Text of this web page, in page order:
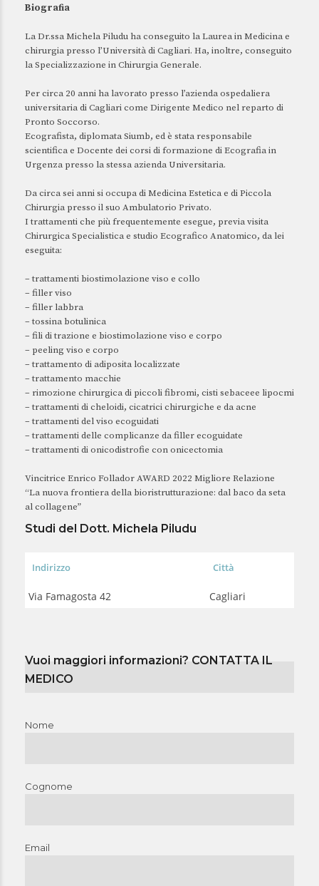
Biografia
La Dr.ssa Michela Piludu ha conseguito la Laurea in Medicina e
chirurgia presso l’Università di Cagliari. Ha, inoltre, conseguito
la Specializzazione in Chirurgia Generale.
Per circa 20 anni ha lavorato presso l’azienda ospedaliera
universitaria di Cagliari come Dirigente Medico nel reparto di
Pronto Soccorso.
Ecografista, diplomata Siumb, ed è stata responsabile
scientifica e Docente dei corsi di formazione di Ecografia in
Urgenza presso la stessa azienda Universitaria.
Da circa sei anni si occupa di Medicina Estetica e di Piccola
Chirurgia presso il suo Ambulatorio Privato.
I trattamenti che più frequentemente esegue, previa visita
Chirurgica Specialistica e studio Ecografico Anatomico, da lei
eseguita:
– trattamenti biostimolazione viso e collo
– filler viso
– filler labbra
– tossina botulinica
– fili di trazione e biostimolazione viso e corpo
– peeling viso e corpo
– trattamento di adiposita localizzate
– trattamento macchie
– rimozione chirurgica di piccoli fibromi, cisti sebaceee lipocmi
– trattamenti di cheloidi, cicatrici chirurgiche e da acne
– trattamenti del viso ecoguidati
– trattamenti delle complicanze da filler ecoguidate
– trattamenti di onicodistrofie con onicectomia
Vincitrice Enrico Follador AWARD 2022 Migliore Relazione
“La nuova frontiera della bioristrutturazione: dal baco da seta
al collagene”
Studi del Dott. Michela Piludu
Indirizzo Città
Via Famagosta 42 Cagliari
Vuoi maggiori informazioni? CONTATTA IL
MEDICO
Nome
Cognome
Email